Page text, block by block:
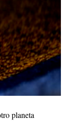
planeta